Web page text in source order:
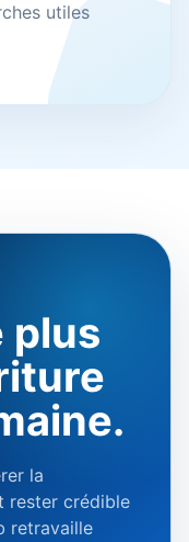
utiles
plus
la
rester crédible
retravaille